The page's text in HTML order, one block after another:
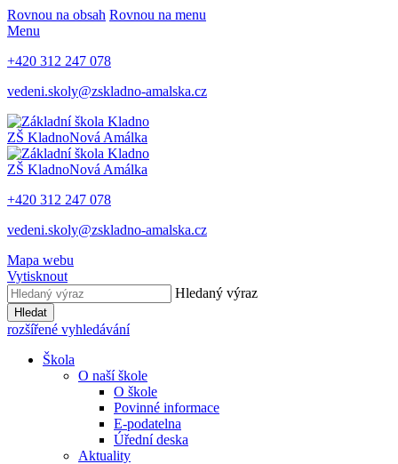
Rovnou na obsah Rovnou na menu
Menu
+420 312 247 078
vedeni.skoly@zskladno-amalska.cz
ZŠ KladnoNová Amálka
ZŠ KladnoNová Amálka
+420 312 247 078
vedeni.skoly@zskladno-amalska.cz
Mapa webu
Vytisknout
Hledaný výraz
Hledat
rozšířené vyhledávání
Škola
O naší škole
O škole
Povinné informace
E-podatelna
Úřední deska
Aktuality